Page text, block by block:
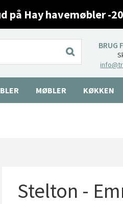
på Hay havemøbler -
BRUG
MØBLER KØKKEN
Stelton -